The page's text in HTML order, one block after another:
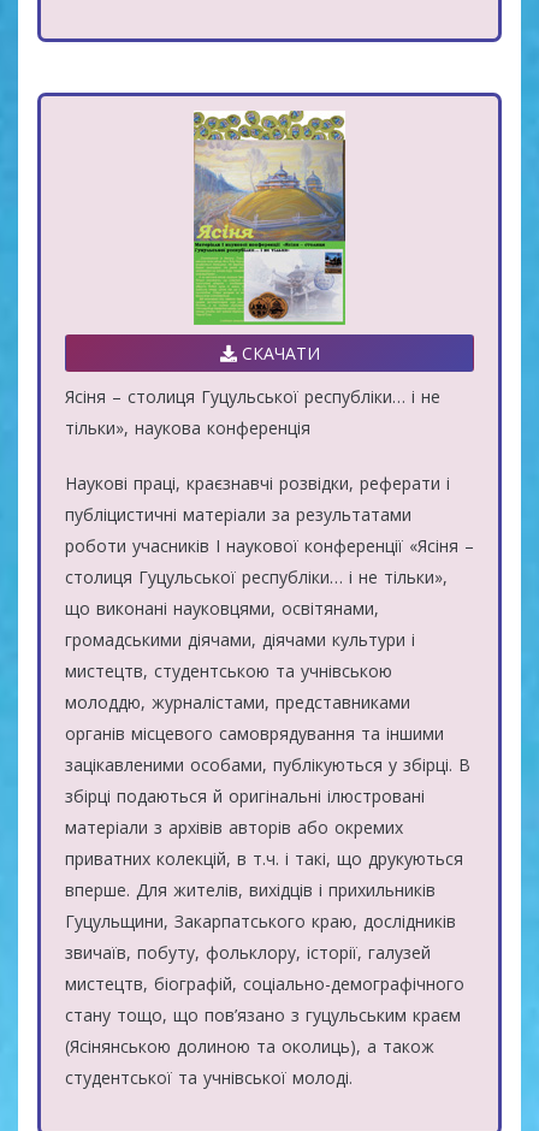
СКАЧАТИ
Ясіня – столиця Гуцульської республіки… і не
тільки», наукова конференція
Наукові праці, краєзнавчі розвідки, реферати і
публіцистичні матеріали за результатами
роботи учасників І наукової конференції «Ясіня –
столиця Гуцульської республіки… і не тільки»,
що виконані науковцями, освітянами,
громадськими діячами, діячами культури і
мистецтв, студентською та учнівською
молоддю, журналістами, представниками
органів місцевого самоврядування та іншими
зацікавленими особами, публікуються у збірці. В
збірці подаються й оригінальні ілюстровані
матеріали з архівів авторів або окремих
приватних колекцій, в т.ч. і такі, що друкуються
вперше. Для жителів, вихідців і прихильників
Гуцульщини, Закарпатського краю, дослідників
звичаїв, побуту, фольклору, історії, галузей
мистецтв, біографій, соціально-демографічного
стану тощо, що пов’язано з гуцульським краєм
(Ясінянською долиною та околиць), а також
студентської та учнівської молоді.